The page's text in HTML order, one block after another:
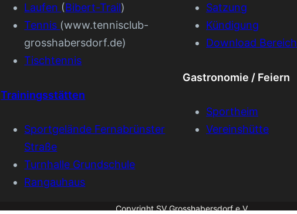
Laufen (Bibert-Trail)
Tennis (www.tennisclub-
grosshabersdorf.de)
Tischtennis
Trainingsstätten
Sportgelände Fernabrünster
Straße
Turnhalle Grundschule
Rangauhaus
Satzung
Kündigung
Download Bereich
Gastronomie / Feiern
Sportheim
Vereinshütte
Copyright SV Grosshabersdorf e.V.